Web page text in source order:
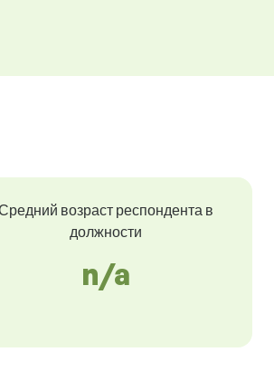
возраст респондента в
должности
n/a